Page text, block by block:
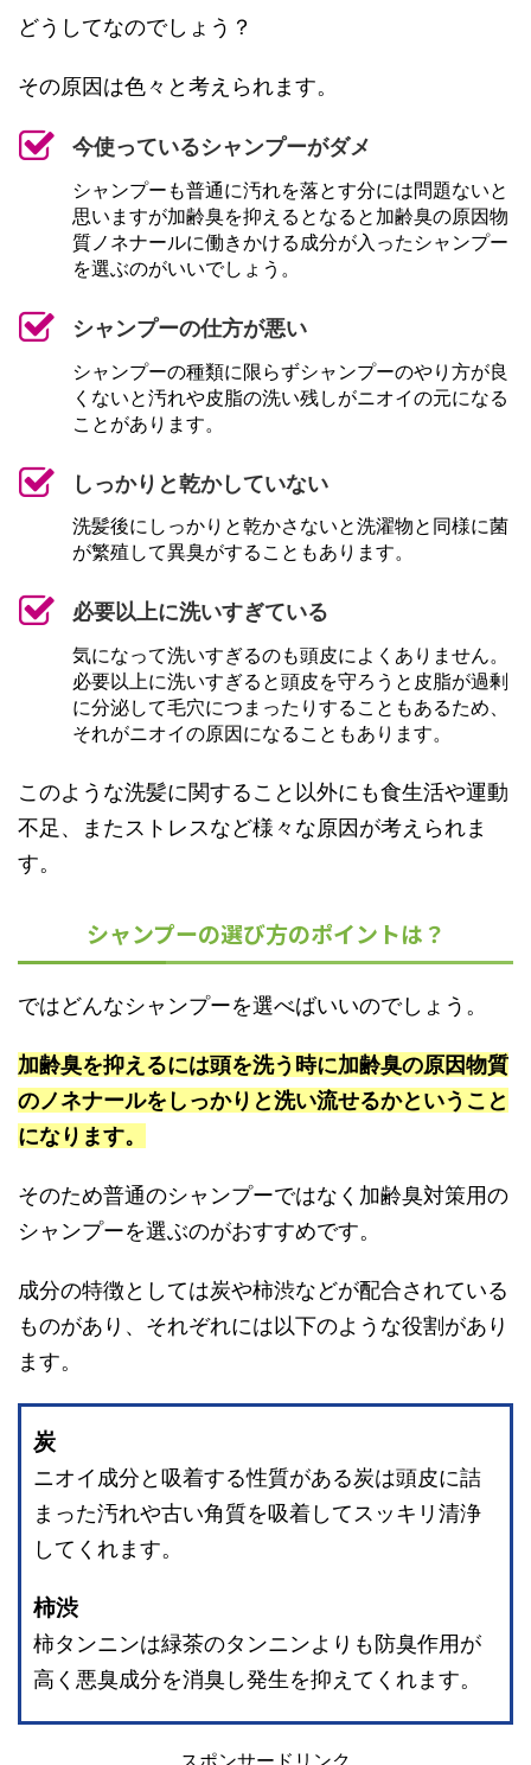
どうしてなのでしょう？
その原因は色々と考えられます。
今使っているシャンプーがダメ
シャンプーも普通に汚れを落とす分には問題ないと
思いますが加齢臭を抑えるとなると加齢臭の原因物
質ノネナールに働きかける成分が入ったシャンプー
を選ぶのがいいでしょう。
シャンプーの仕方が悪い
シャンプーの種類に限らずシャンプーのやり方が良
くないと汚れや皮脂の洗い残しがニオイの元になる
ことがあります。
しっかりと乾かしていない
洗髪後にしっかりと乾かさないと洗濯物と同様に菌
が繁殖して異臭がすることもあります。
必要以上に洗いすぎている
気になって洗いすぎるのも頭皮によくありません。
必要以上に洗いすぎると頭皮を守ろうと皮脂が過剰
に分泌して毛穴につまったりすることもあるため、
それがニオイの原因になることもあります。
このような洗髪に関すること以外にも食生活や運動
不足、またストレスなど様々な原因が考えられま
す。
シャンプーの選び方のポイントは？
ではどんなシャンプーを選べばいいのでしょう。
加齢臭を抑えるには頭を洗う時に加齢臭の原因物質
のノネナールをしっかりと洗い流せるかということ
になります。
そのため普通のシャンプーではなく加齢臭対策用の
シャンプーを選ぶのがおすすめです。
成分の特徴としては炭や柿渋などが配合されている
ものがあり、それぞれには以下のような役割があり
ます。
炭
ニオイ成分と吸着する性質がある炭は頭皮に詰
まった汚れや古い角質を吸着してスッキリ清浄
してくれます。
柿渋
柿タンニンは緑茶のタンニンよりも防臭作用が
高く悪臭成分を消臭し発生を抑えてくれます。